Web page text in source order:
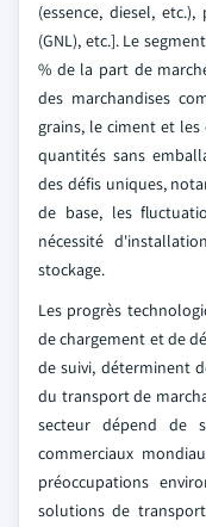
(essence, diesel,
(GNL), etc.]. Le
% de la part de
des marchandises
grains, le ciment et
quantités sans
des défis uniques,
de base, les
nécessité
stockage.
Les progrès
de chargement et de
de suivi, déterminent
du transport de
secteur dépend de
commerciaux
préoccupations
solutions de